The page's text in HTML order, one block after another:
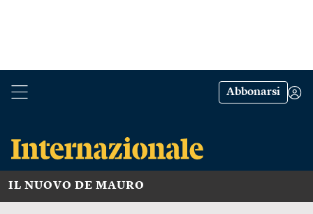
Abbonarsi
IL NUOVO DE MAURO